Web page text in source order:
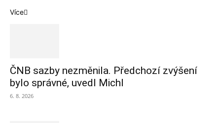
Více
ČNB sazby nezměnila. Předchozí zvýšení
bylo správné, uvedl Michl
6. 8. 2026